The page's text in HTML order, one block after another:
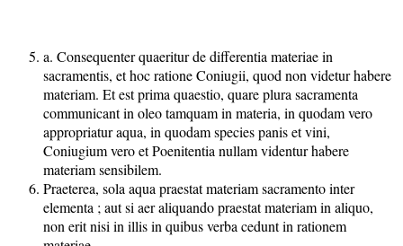
a. Consequenter quaeritur de differentia materiae in
sacramentis, et hoc ratione Coniugii, quod non videtur habere
materiam. Et est prima quaestio, quare plura sacramenta
communicant in oleo tamquam in materia, in quodam vero
appropriatur aqua, in quodam species panis et vini,
Coniugium vero et Poenitentia nullam videntur habere
materiam sensibilem.
Praeterea, sola aqua praestat materiam sacramento inter
elementa ; aut si aer aliquando praestat materiam in aliquo,
non erit nisi in illis in quibus verba cedunt in rationem